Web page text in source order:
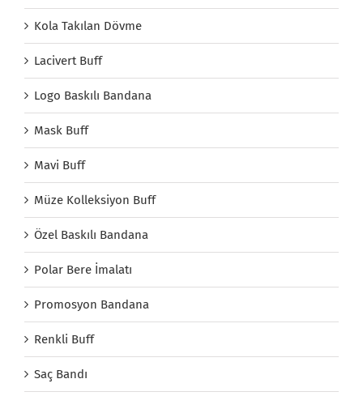
Kola Takılan Dövme
Lacivert Buff
Logo Baskılı Bandana
Mask Buff
Mavi Buff
Müze Kolleksiyon Buff
Özel Baskılı Bandana
Polar Bere İmalatı
Promosyon Bandana
Renkli Buff
Saç Bandı